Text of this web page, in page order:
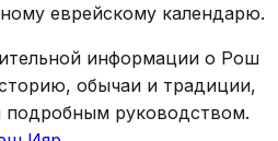
еврейскому календарю.
информации о Рош
обычаи и традиции,
подробным руководством.